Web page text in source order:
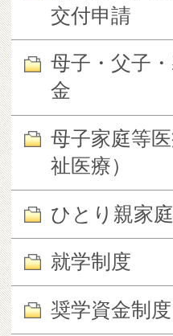
交付申請
母子・父子
金
母子家庭等
祉医療）
ひとり親家
就学制度
奨学資金制度